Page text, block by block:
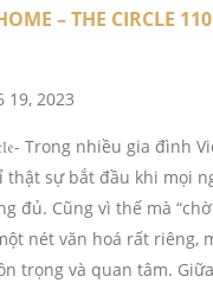
– THE CIRCLE
19, 2023
Trong nhiều gia đình
thật sự bắt đầu khi mọi
đủ. Cũng vì thế mà
nét văn hoá rất riêng,
trọng và quan tâm.